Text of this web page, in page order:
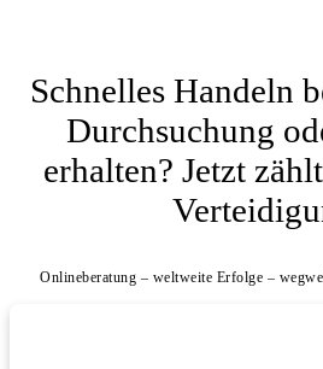
Schnelles Handeln
Durchsuchung
erhalten? Jetzt
Onlineberatung – weltweite Erfolge –